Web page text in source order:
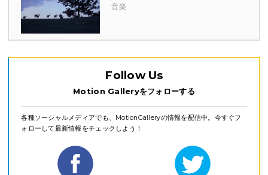
音楽
Follow Us
Motion Galleryをフォローする
各種ソーシャルメディアでも、MotionGalleryの情報を配信中。今すぐフ
ォローして最新情報をチェックしよう！